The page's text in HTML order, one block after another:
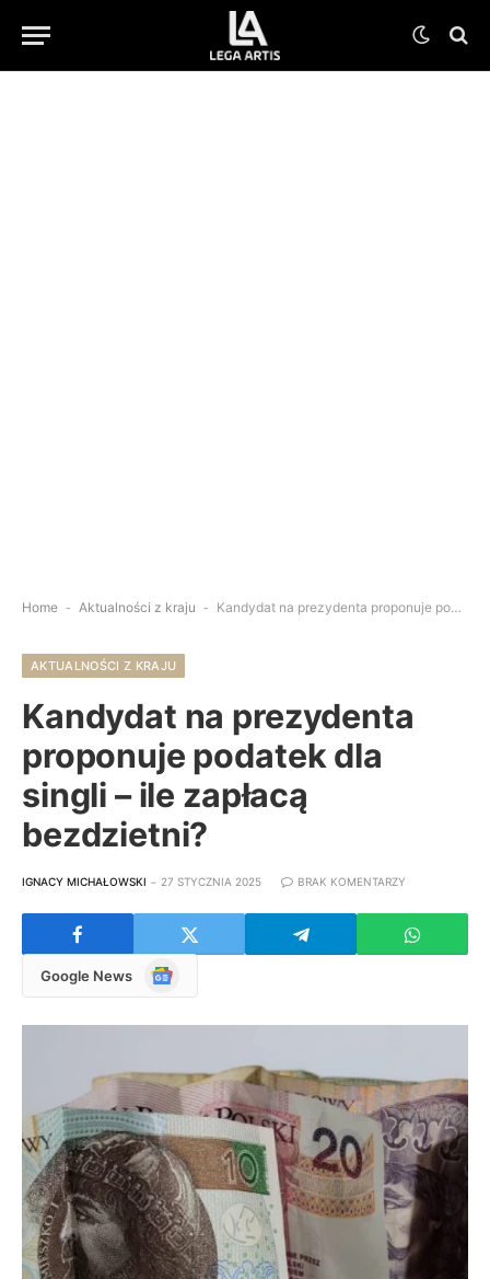
Home - Aktualności z kraju - Kandydat na prezydenta proponuje podatek dla singli – ile zapłacą bezdzietni?
AKTUALNOŚCI Z KRAJU
Kandydat na prezydenta
proponuje podatek dla
singli – ile zapłacą
bezdzietni?
IGNACY MICHAŁOWSKI 27 STYCZNIA 2025 BRAK KOMENTARZY
Google News
Google